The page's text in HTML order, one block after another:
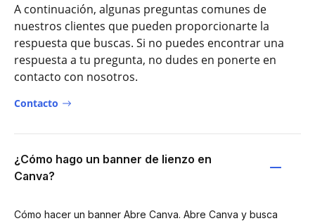
A continuación, algunas preguntas comunes de
nuestros clientes que pueden proporcionarte la
respuesta que buscas. Si no puedes encontrar una
respuesta a tu pregunta, no dudes en ponerte en
contacto con nosotros.
Contacto
¿Cómo hago un banner de lienzo en
Canva?
Cómo hacer un banner Abre Canva. Abre Canva y busca